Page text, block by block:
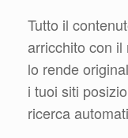
Tutto il
arricchito con
lo rende
i tuoi siti
ricerca